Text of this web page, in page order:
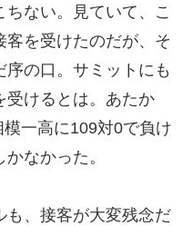
ない。見ていて、こ
客を受けたのだが、そ
の口。サミットにも
受けるとは。あたか
一高に109対0で負け
なかった。
も、接客が大変残念だ